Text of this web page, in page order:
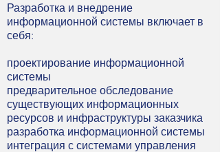
Разработка и внедрение
информационной системы включает в
себя:
проектирование информационной
системы
предварительное обследование
существующих информационных
ресурсов и инфраструктуры заказчика
разработка информационной системы
интеграция с системами управления